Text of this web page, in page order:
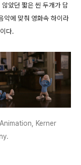
았던 짧은 씬 두개가 담
악에 맞춰 영화속 하이라
다.
Kerner